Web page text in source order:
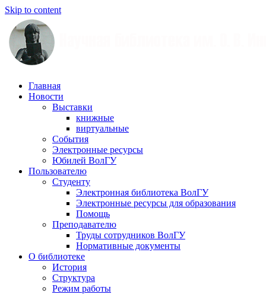
Skip to content
Научная
библиотека
Иншакова
Главная
Новости
Выставки
книжные
виртуальные
События
Электронные ресурсы
Юбилей ВолГУ
Пользователю
Студенту
Электронная библиотека ВолГУ
Электронные ресурсы для образования
Помощь
Преподавателю
Труды сотрудников ВолГУ
Нормативные документы
О библиотеке
История
Структура
Режим работы